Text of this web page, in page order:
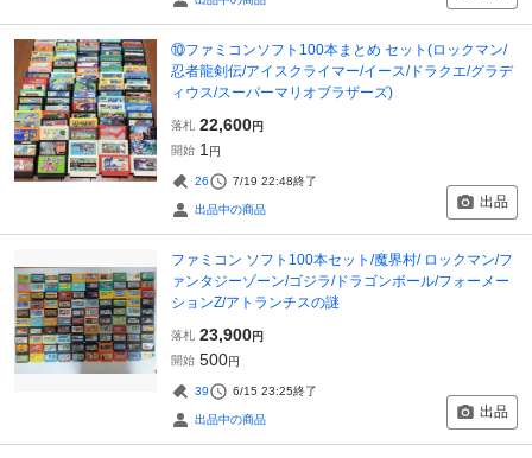
⑩ファミコンソフト100本まとめ セット(ロックマン/
忍者龍剣伝/アイスクライマー/イース/ドラクエ/グラデ
ィウス/スーパーマリオブラザーズ)
落札 22,600円
開始 1 円
26 7/19 22:48終了
出品中の商品 出品
ファミコン ソフト100本セット/魔界村/ ロックマン/フ
ァンタジーゾーン/ゴジラ/ドラゴンボール/フォーメー
ションZ/アトランチスの謎
落札 23,900円
開始 500円
39 6/15 23:25終了
出品中の商品 出品